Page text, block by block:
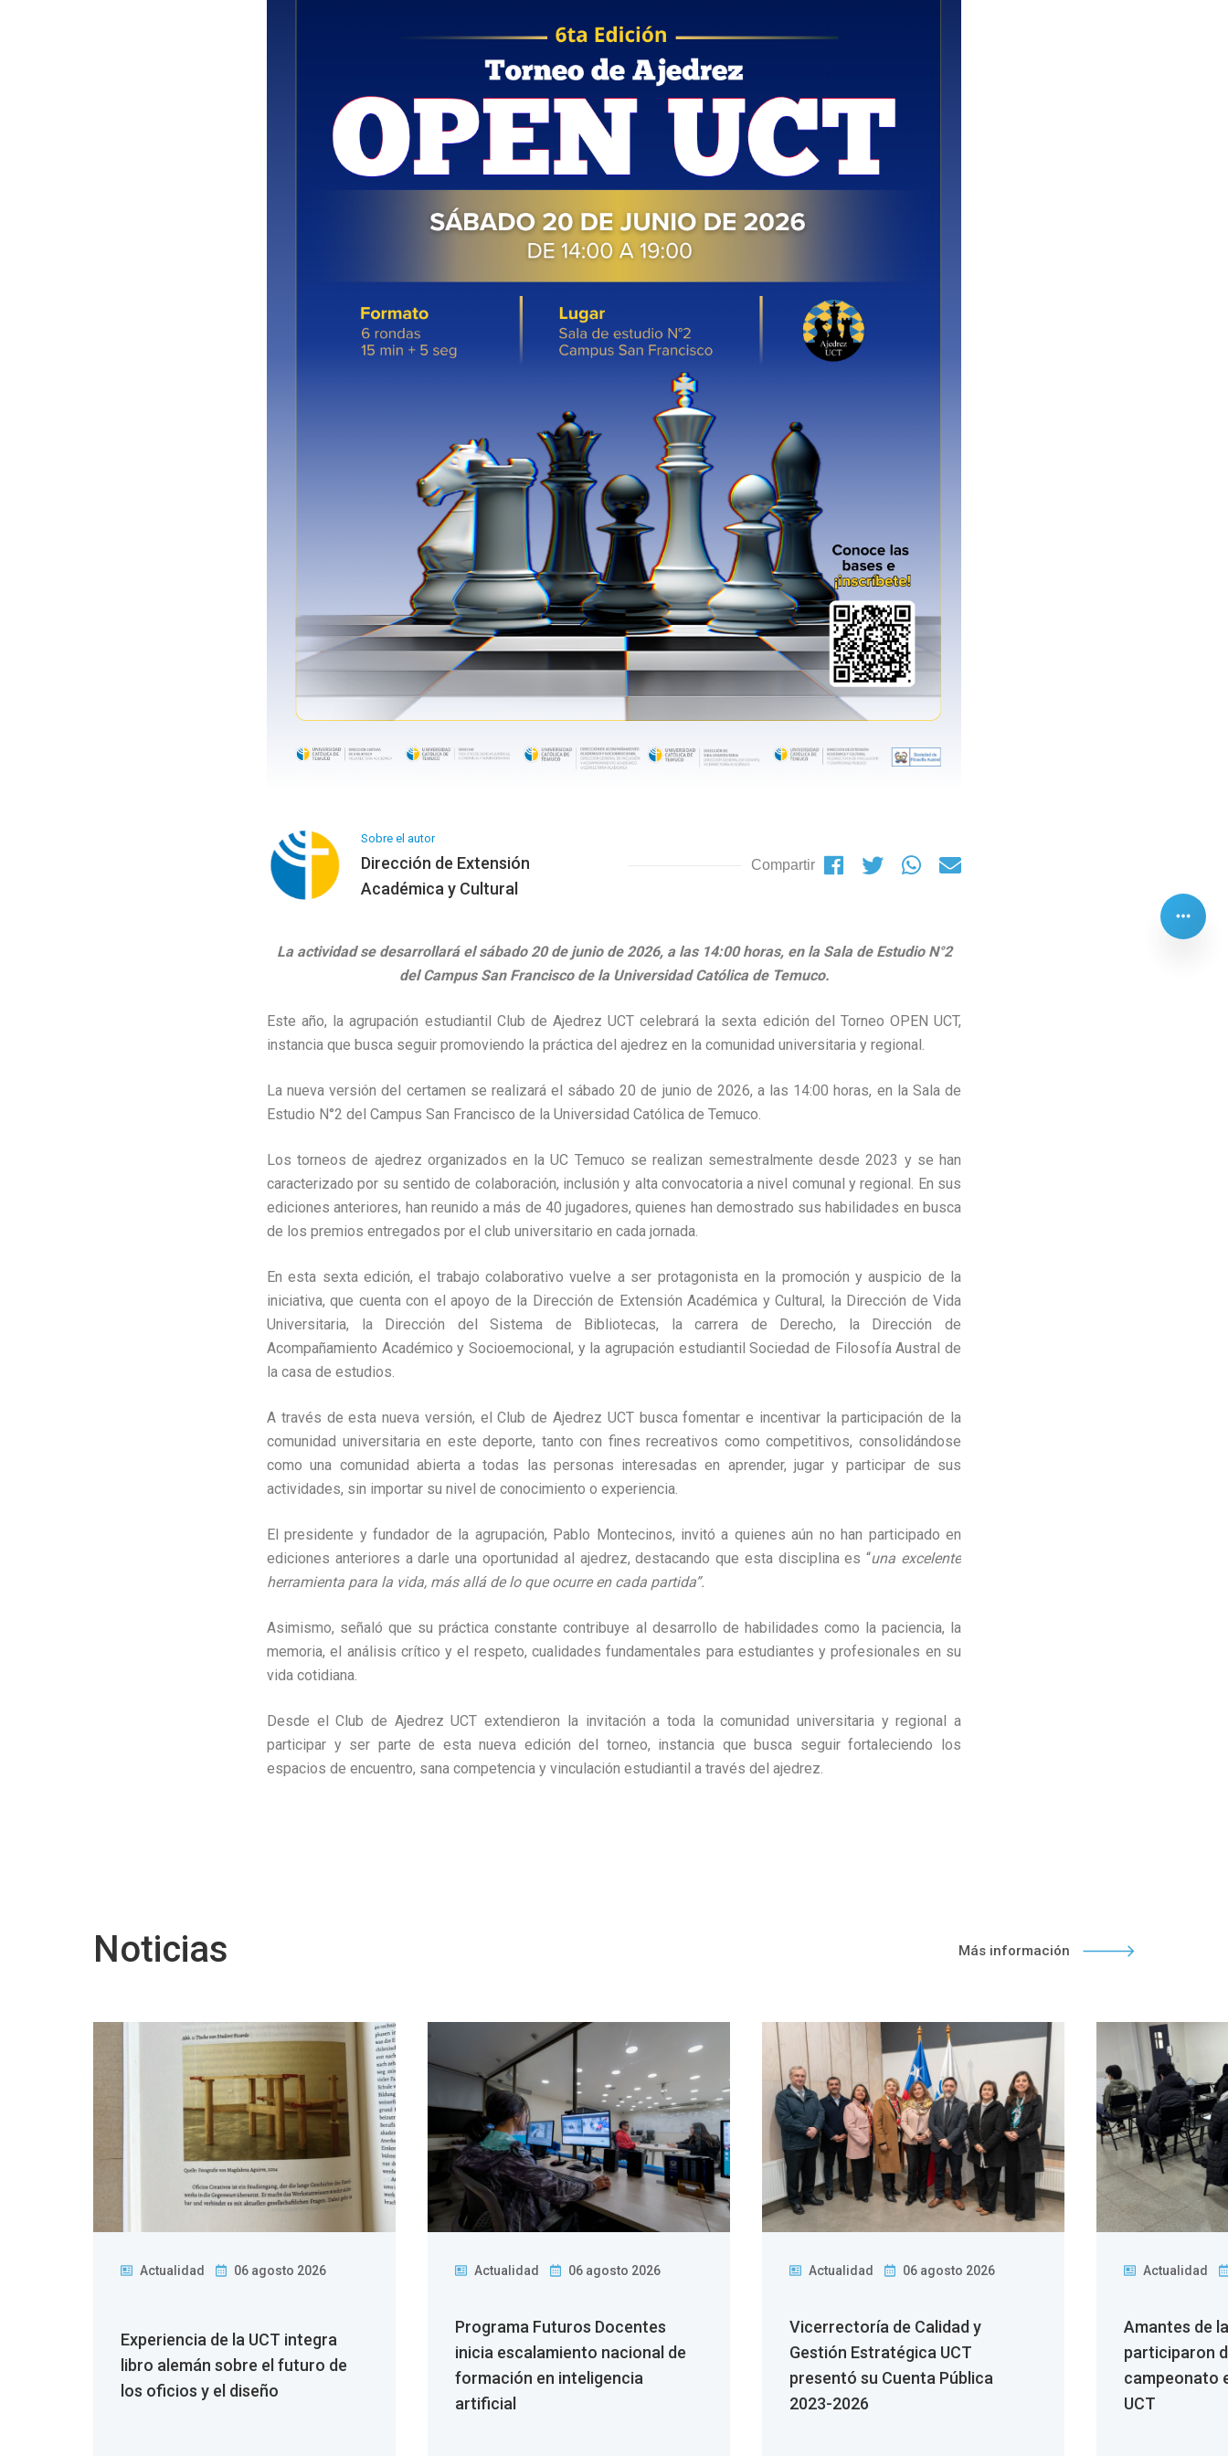
Sobre el autor
Dirección de Extensión
Académica y Cultural
Compartir
La actividad se desarrollará el sábado 20 de junio de 2026, a las 14:00 horas, en la Sala de Estudio N°2
del Campus San Francisco de la Universidad Católica de Temuco.
Este año, la agrupación estudiantil Club de Ajedrez UCT celebrará la sexta edición del Torneo OPEN UCT,
instancia que busca seguir promoviendo la práctica del ajedrez en la comunidad universitaria y regional.
La nueva versión del certamen se realizará el sábado 20 de junio de 2026, a las 14:00 horas, en la Sala de
Estudio N°2 del Campus San Francisco de la Universidad Católica de Temuco.
Los torneos de ajedrez organizados en la UC Temuco se realizan semestralmente desde 2023 y se han
caracterizado por su sentido de colaboración, inclusión y alta convocatoria a nivel comunal y regional. En sus
ediciones anteriores, han reunido a más de 40 jugadores, quienes han demostrado sus habilidades en busca
de los premios entregados por el club universitario en cada jornada.
En esta sexta edición, el trabajo colaborativo vuelve a ser protagonista en la promoción y auspicio de la
iniciativa, que cuenta con el apoyo de la Dirección de Extensión Académica y Cultural, la Dirección de Vida
Universitaria, la Dirección del Sistema de Bibliotecas, la carrera de Derecho, la Dirección de
Acompañamiento Académico y Socioemocional, y la agrupación estudiantil Sociedad de Filosofía Austral de
la casa de estudios.
A través de esta nueva versión, el Club de Ajedrez UCT busca fomentar e incentivar la participación de la
comunidad universitaria en este deporte, tanto con fines recreativos como competitivos, consolidándose
como una comunidad abierta a todas las personas interesadas en aprender, jugar y participar de sus
actividades, sin importar su nivel de conocimiento o experiencia.
El presidente y fundador de la agrupación, Pablo Montecinos, invitó a quienes aún no han participado en
ediciones anteriores a darle una oportunidad al ajedrez, destacando que esta disciplina es “una excelente
herramienta para la vida, más allá de lo que ocurre en cada partida”.
Asimismo, señaló que su práctica constante contribuye al desarrollo de habilidades como la paciencia, la
memoria, el análisis crítico y el respeto, cualidades fundamentales para estudiantes y profesionales en su
vida cotidiana.
Desde el Club de Ajedrez UCT extendieron la invitación a toda la comunidad universitaria y regional a
participar y ser parte de esta nueva edición del torneo, instancia que busca seguir fortaleciendo los
espacios de encuentro, sana competencia y vinculación estudiantil a través del ajedrez.
Noticias Más información
Actualidad 06 agosto 2026
Experiencia de la UCT integra
libro alemán sobre el futuro de
los oficios y el diseño
Actualidad 06 agosto 2026
Programa Futuros Docentes
inicia escalamiento nacional de
formación en inteligencia
artificial
Actualidad 06 agosto 2026
Vicerrectoría de Calidad y
Gestión Estratégica UCT
presentó su Cuenta Pública
2023-2026
Actualidad
Amantes de
participaron
campeonato
UCT